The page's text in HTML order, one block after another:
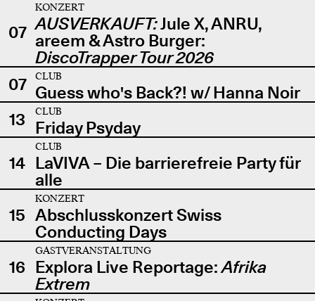
07
KONZERT
AUSVERKAUFT:Jule X, ANRU,
areem & Astro Burger:
DiscoTrapper Tour 2026
07
CLUB
Guess who's Back?! w/ Hanna Noir
13
CLUB
Friday Psyday
14
CLUB
LaVIVA – Die barrierefreie Party für
alle
15
KONZERT
Abschlusskonzert Swiss
Conducting Days
16
GASTVERANSTALTUNG
Explora Live Reportage:Afrika
Extrem